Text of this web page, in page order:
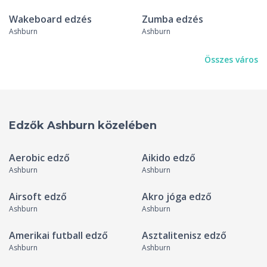
Wakeboard edzés
Ashburn
Zumba edzés
Ashburn
Összes város
Edzők Ashburn közelében
Aerobic edző
Ashburn
Aikido edző
Ashburn
Airsoft edző
Ashburn
Akro jóga edző
Ashburn
Amerikai futball edző
Ashburn
Asztalitenisz edző
Ashburn